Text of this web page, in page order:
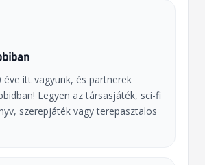
éve itt vagyunk, és partnerek
Legyen az társasjáték, sci-fi
szerepjáték vagy terepasztalos